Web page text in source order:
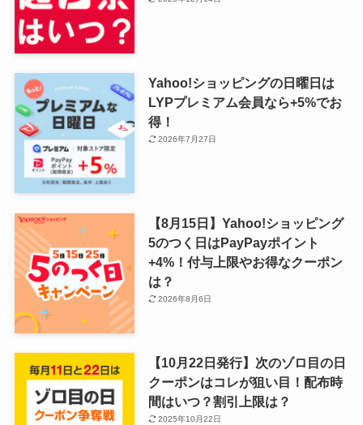
Yahoo!ショッピングの日曜日は
LYPプレミアム会員なら+5%でお
得！
2026年7月27日
【8月15日】Yahoo!ショッピング
5のつく日はPayPayポイント
+4%！付与上限やお得なクーポン
は？
2026年8月6日
【10月22日発行】次のゾロ目の日
クーポンはコレが狙い目！配布時
間はいつ？割引上限は？
2025年10月22日